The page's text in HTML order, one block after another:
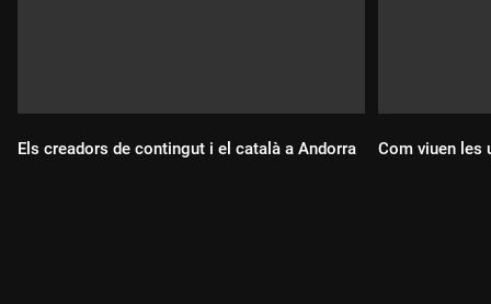
Els creadors de contingut i el català a Andorra Com viuen les